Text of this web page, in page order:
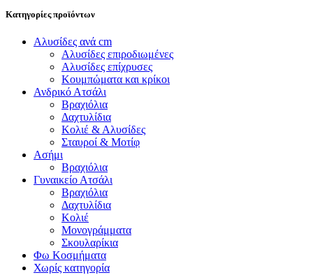
Κατηγορίες προϊόντων
Αλυσίδες ανά cm
Αλυσίδες επιροδιωμένες
Αλυσίδες επίχρυσες
Κουμπώματα και κρίκοι
Ανδρικό Ατσάλι
Βραχιόλια
Δαχτυλίδια
Κολιέ & Αλυσίδες
Σταυροί & Μοτίφ
Ασήμι
Βραχιόλια
Γυναικείο Ατσάλι
Βραχιόλια
Δαχτυλίδια
Κολιέ
Μονογράμματα
Σκουλαρίκια
Φω Κοσμήματα
Χωρίς κατηγορία